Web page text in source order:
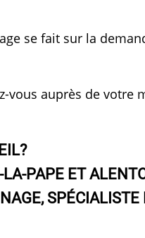
se fait sur la
vous auprès de votre
PAPE ET
SPÉCIALISTE